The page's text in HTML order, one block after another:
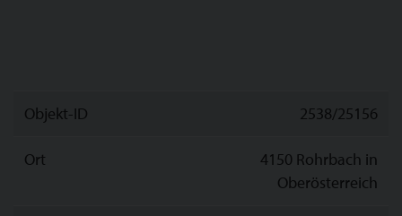
Objekt-ID 2538/25156
Ort
4150 Rohrbach in
Oberösterreich